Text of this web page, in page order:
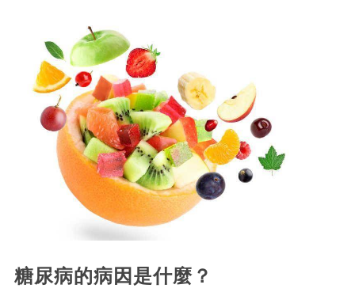
糖尿病的病因是什麼？